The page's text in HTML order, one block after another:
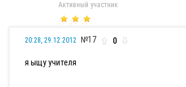
Активный участник
20:28, 29.12.2012 №17 0
я ыщу учителя